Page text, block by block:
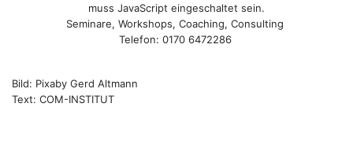
muss JavaScript eingeschaltet sein.
Seminare, Workshops, Coaching, Consulting
Telefon: 0170 6472286
Bild: Pixaby Gerd Altmann
Text: COM-INSTITUT